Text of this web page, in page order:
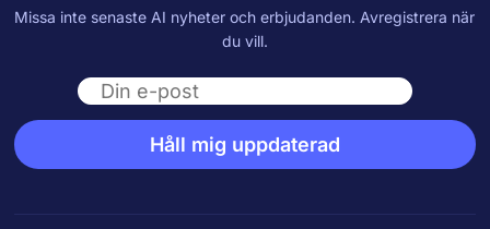
Missa inte senaste AI nyheter och erbjudanden. Avregistrera när
du vill.
Email
Håll mig uppdaterad